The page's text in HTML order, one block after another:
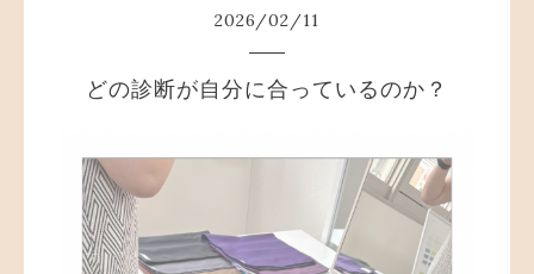
2026/02/11
どの診断が自分に合っているのか？